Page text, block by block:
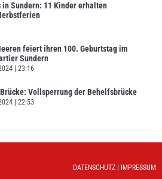
Sundern: 11 Kinder erhalten
feiert ihren 100. Geburtstag im
Sundern
23:16
Vollsperrung der Behelfsbrücke
22:53
DATENSCHUTZ IMPRESSUM